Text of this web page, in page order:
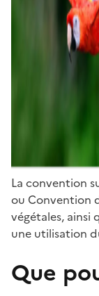
La convention
ou Convention
végétales, ainsi
une utilisation
Que